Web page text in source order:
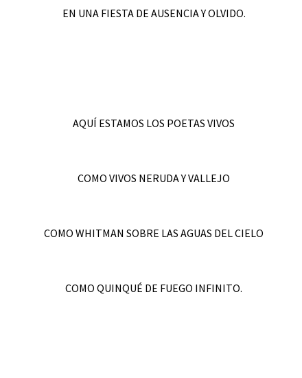
EN UNA FIESTA DE AUSENCIA Y OLVIDO.
AQUÍ ESTAMOS LOS POETAS VIVOS
COMO VIVOS NERUDA Y VALLEJO
COMO WHITMAN SOBRE LAS AGUAS DEL CIELO
COMO QUINQUÉ DE FUEGO INFINITO.